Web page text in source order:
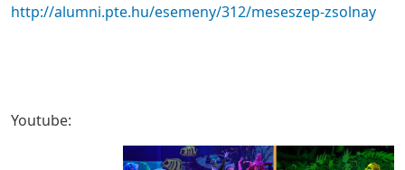
http://alumni.pte.hu/esemeny/312/meseszep-zsolnay
Youtube: